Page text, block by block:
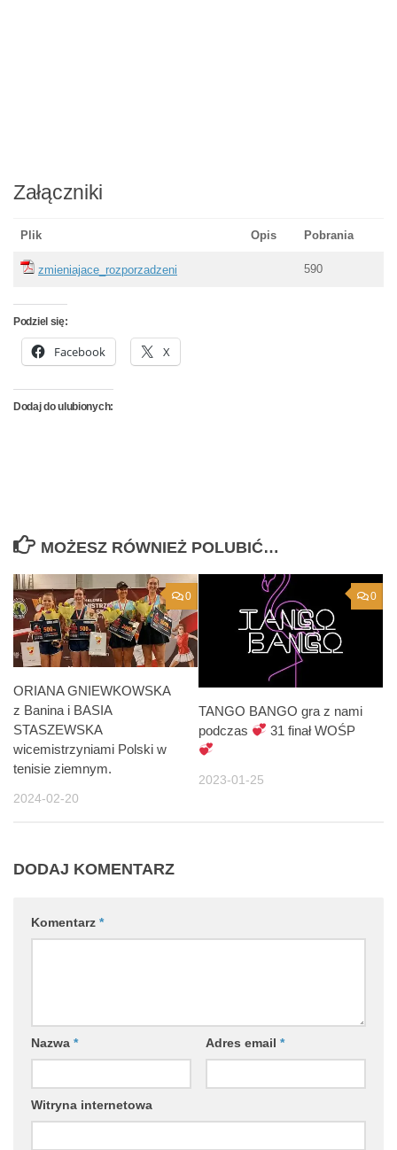
Załączniki
Plik Opis Pobrania
zmieniajace_rozporzadzeni 590
Podziel się:
Facebook X
Dodaj do ulubionych:
MOŻESZ RÓWNIEŻ POLUBIĆ…
0
ORIANA GNIEWKOWSKA
z Banina i BASIA
STASZEWSKA
wicemistrzyniami Polski w
tenisie ziemnym.
2024-02-20
0
TANGO BANGO gra z nami
podczas
31 finał WOŚP
2023-01-25
DODAJ KOMENTARZ
Komentarz *
Nazwa * Adres email *
Witryna internetowa